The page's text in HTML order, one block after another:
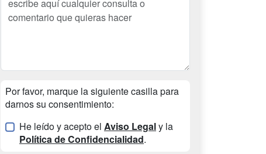
Por favor, marque la siguiente casilla para
darnos su consentimiento:
He leído y acepto el Aviso Legaly la
Política de Confidencialidad.